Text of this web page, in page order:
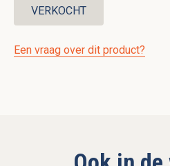
VERKOCHT
Een vraag over dit product?